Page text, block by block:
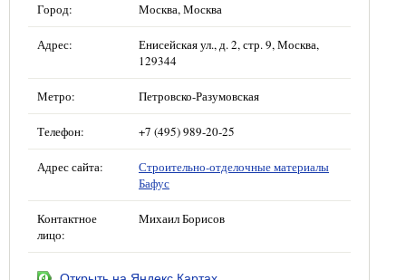
Город: Москва, Москва
Адрес:
Енисейская ул., д. 2, стр. 9, Москва,
129344
Метро: Петровско-Разумовская
Телефон: +7 (495) 989-20-25
Адрес сайта:
Строительно-отделочные материалы
Бафус
Контактное
лицо:
Михаил Борисов